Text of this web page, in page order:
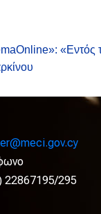
22867195/295